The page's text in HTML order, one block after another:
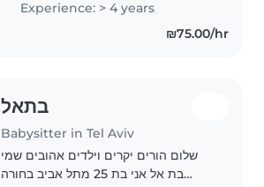
Experience: > 4 years
₪75.00/hr
בתאל
Babysitter in Tel Aviv
שלום הורים יקרים וילדים אהובים שמי
בת אל אני בת 25 מתל אביב בחורה